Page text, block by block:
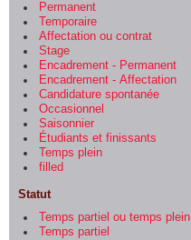
Permanent
Temporaire
Affectation ou contrat
Stage
Encadrement - Permanent
Encadrement - Affectation
Candidature spontanée
Occasionnel
Saisonnier
Étudiants et finissants
Temps plein
filled
Statut
Temps partiel ou temps plein
Temps partiel